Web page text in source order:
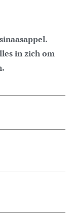
in zich om